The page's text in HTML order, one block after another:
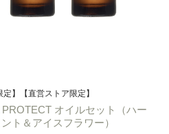
定】【直営ストア限定】
PROTECT オイルセット（ハー
ト＆アイスフラワー）